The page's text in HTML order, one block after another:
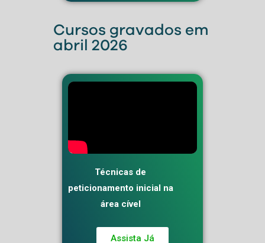
Cursos gravados em
abril 2026
Técnicas de
peticionamento inicial na
área cível
Assista Já